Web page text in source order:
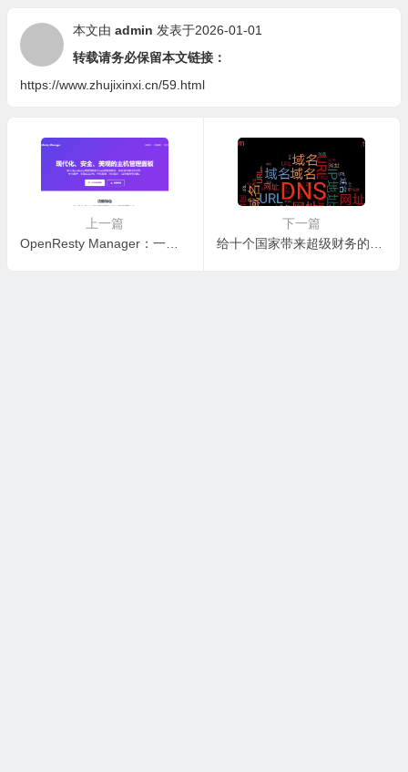
本文由 admin 发表于2026-01-01
转载请务必保留本文链接：
https://www.zhujixinxi.cn/59.html
上一篇
OpenResty Manager：一款简单而且免费的主机管理系统
下一篇